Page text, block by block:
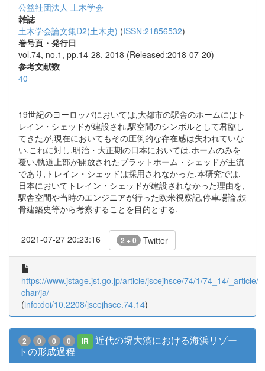
公益社団法人 土木学会
雑誌
土木学会論文集D2(土木史) (ISSN:21856532)
巻号頁・発行日
vol.74, no.1, pp.14-28, 2018 (Released:2018-07-20)
参考文献数
40
19世紀のヨーロッパにおいては,大都市の駅舎のホームにはト
レイン・シェッドが建設され,駅空間のシンボルとして君臨し
てきたが,現在においてもその圧倒的な存在感は失われていな
い.これに対し,明治・大正期の日本においては,ホームのみを
覆い,軌道上部が開放されたプラットホーム・シェッドが主流
であり,トレイン・シェッドは採用されなかった.本研究では,
日本においてトレイン・シェッドが建設されなかった理由を,
駅舎空間や当時のエンジニアが行った欧米視察記,停車場論,鉄
骨建築史等から考察することを目的とする.
2021-07-27 20:23:16 2 + 0 Twitter
https://www.jstage.jst.go.jp/article/jscejhsce/74/1/74_14/_article/-
char/ja/
(info:doi/10.2208/jscejhsce.74.14)
2 0 0 0 IR
近代の堺大濱における海浜リゾー
トの形成過程